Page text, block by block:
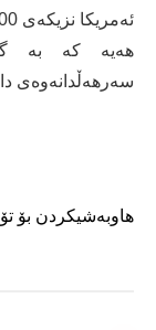
هەیە کە بە
سەرهەڵدانەوەی
هاوبەشیکردن بۆ